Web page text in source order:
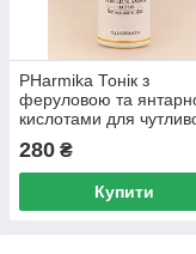
PHarmika Тонік з
феруловою та
кислотами для
280 ₴
Купити